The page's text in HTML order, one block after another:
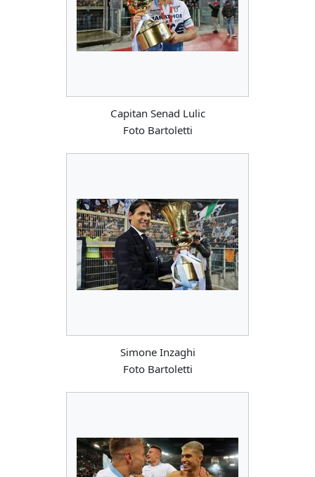
Capitan Senad Lulic
Foto Bartoletti
Simone Inzaghi
Foto Bartoletti